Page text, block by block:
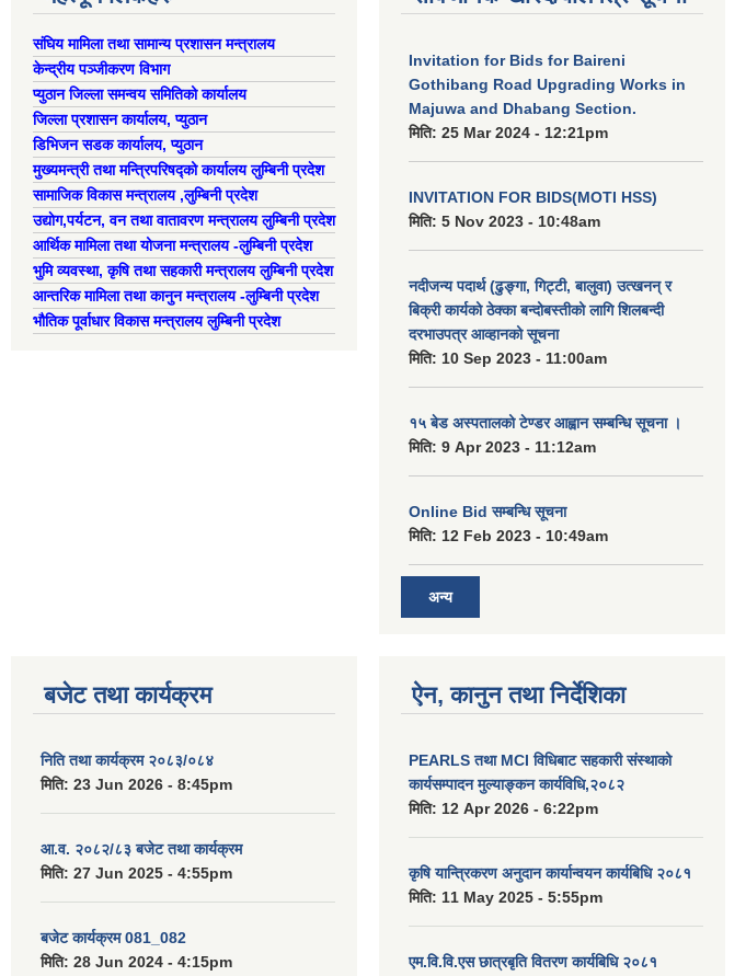
संघिय मामिला तथा सामान्य प्रशासन मन्त्रालय
केन्द्रीय पञ्जीकरण विभाग
प्युठान जिल्ला समन्वय समितिको कार्यालय
जिल्ला प्रशासन कार्यालय, प्युठान
डिभिजन सडक कार्यालय, प्युठान
मुख्यमन्त्री तथा मन्त्रिपरिषद्को कार्यालय लुम्बिनी प्रदेश
सामाजिक विकास मन्त्रालय ,लुम्बिनी प्रदेश
उद्याेग,पर्यटन, वन तथा वातावरण मन्त्रालय लुम्बिनी प्रदेश
आर्थिक मामिला तथा योजना मन्त्रालय -लुम्बिनी प्रदेश
भुमि व्यवस्था, कृषि तथा सहकारी मन्त्रालय लुम्बिनी प्रदेश
आन्तरिक मामिला तथा कानुन मन्त्रालय -लुम्बिनी प्रदेश
भौतिक पूर्वाधार विकास मन्त्रालय लुम्बिनी प्रदेश
Invitation for Bids for Baireni
Gothibang Road Upgrading Works in
Majuwa and Dhabang Section.
मिति: 25 Mar 2024 - 12:21pm
INVITATION FOR BIDS(MOTI HSS)
मिति: 5 Nov 2023 - 10:48am
नदीजन्य पदार्थ (ढुङ्गा, गिट्टी, बालुवा) उत्खनन् र
बिक्री कार्यको ठेक्का बन्दोबस्तीको लागि शिलबन्दी
दरभाउपत्र आव्हानको सूचना
मिति: 10 Sep 2023 - 11:00am
१५ बेड अस्पतालको टेण्डर आह्वान सम्बन्धि सूचना ।
मिति: 9 Apr 2023 - 11:12am
Online Bid सम्बन्धि सूचना
मिति: 12 Feb 2023 - 10:49am
अन्य
बजेट तथा कार्यक्रम
निति तथा कार्यक्रम २०८३/०८४
मिति: 23 Jun 2026 - 8:45pm
आ.व. २०८२/८३ बजेट तथा कार्यक्रम
मिति: 27 Jun 2025 - 4:55pm
बजेट कार्यक्रम 081_082
मिति: 28 Jun 2024 - 4:15pm
ऐन, कानुन तथा निर्देशिका
PEARLS तथा MCI विधिबाट सहकारी संस्थाको
कार्यसम्पादन मुल्याङ्कन कार्यविधि,२०८२
मिति: 12 Apr 2026 - 6:22pm
कृषि यान्त्रिकरण अनुदान कार्यान्वयन कार्यबिधि २०८१
मिति: 11 May 2025 - 5:55pm
एम.वि.वि.एस छात्रबृति वितरण कार्यबिधि २०८१